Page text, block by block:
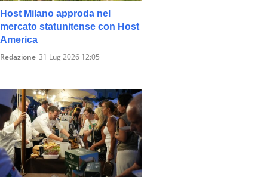
Host Milano approda nel
mercato statunitense con Host
America
Redazione 31 Lug 2026 12:05